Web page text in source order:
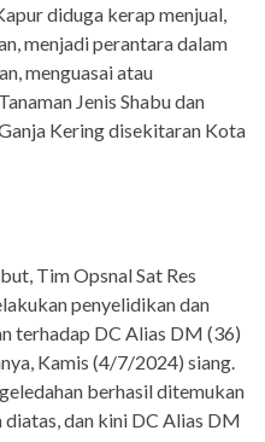
diduga kerap menjual,
menjadi perantara dalam
menguasai atau
Jenis Shabu dan
Kering disekitaran Kota
Tim Opsnal Sat Res
penyelidikan dan
terhadap DC Alias DM (36)
Kamis (4/7/2024) siang.
berhasil ditemukan
dan kini DC Alias DM